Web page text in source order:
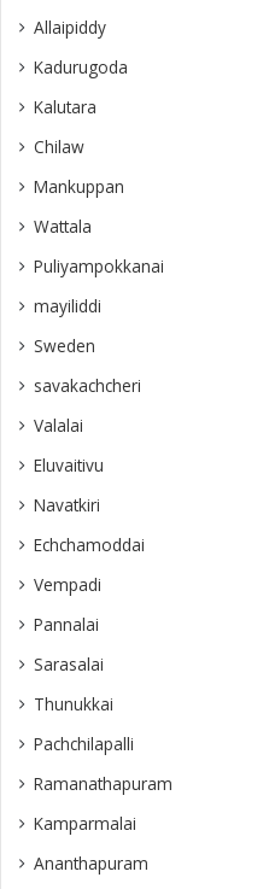
Allaipiddy
Kadurugoda
Kalutara
Chilaw
Mankuppan
Wattala
Puliyampokkanai
mayiliddi
Sweden
savakachcheri
Valalai
Eluvaitivu
Navatkiri
Echchamoddai
Vempadi
Pannalai
Sarasalai
Thunukkai
Pachchilapalli
Ramanathapuram
Kamparmalai
Ananthapuram